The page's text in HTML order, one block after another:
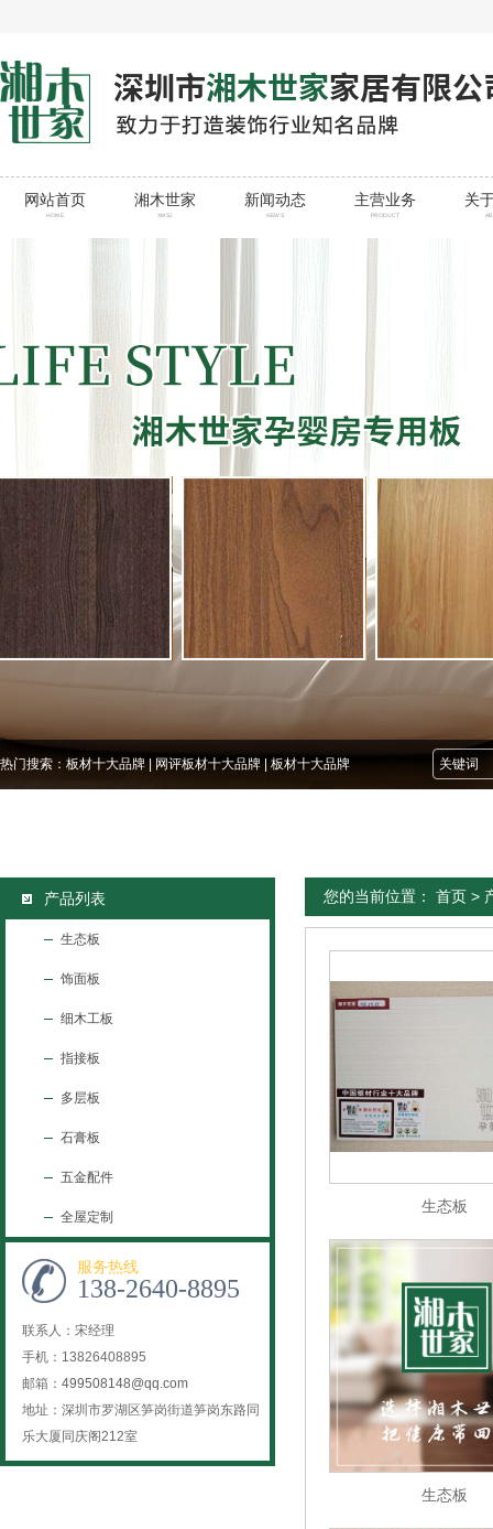
网站首页
HOME
湘木世家
XMSJ
新闻动态
NEWS
主营业务
PRODUCT
关
热门搜索： 板材十大品牌 网评板材十大品牌 板材十大品牌
您的当前位置： 首页 >
生态板
生态板
产品列表
生态板
饰面板
细木工板
指接板
多层板
石膏板
五金配件
全屋定制
服务热线
138-2640-8895
联系人：宋经理
手机：13826408895
邮箱： 499508148@qq.com
地址：深圳市罗湖区笋岗街道笋岗东路同
乐大厦同庆阁212室